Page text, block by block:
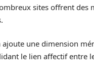
sites offrent des
ajoute une dimension
le lien affectif entre